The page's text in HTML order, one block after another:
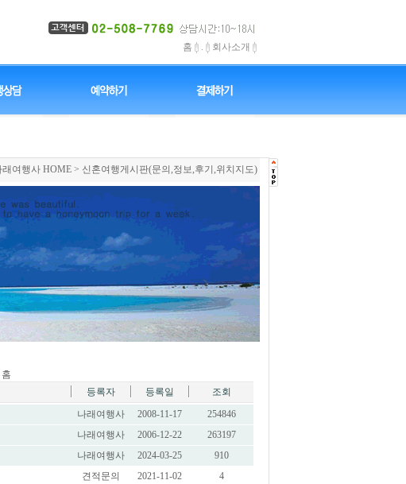
홈 . 회사소개
래여행사 HOME > 신혼여행게시판(문의,정보,후기,위치지도)
등록자 등록일
조회
나래여행사 2008-11-17
254846
나래여행사 2006-12-22
263197
나래여행사 2024-03-25
910
견적문의 2021-11-02
4